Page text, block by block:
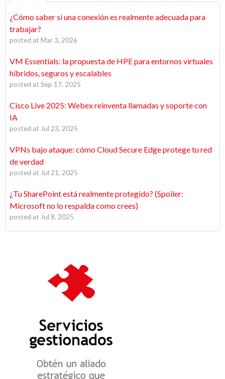
¿Cómo saber si una conexión es realmente adecuada para
trabajar?
posted at Mar 3, 2026
VM Essentials: la propuesta de HPE para entornos virtuales
híbridos, seguros y escalables
posted at Sep 17, 2025
Cisco Live 2025: Webex reinventa llamadas y soporte con
IA
posted at Jul 23, 2025
VPNs bajo ataque: cómo Cloud Secure Edge protege tu red
de verdad
posted at Jul 21, 2025
¿Tu SharePoint está realmente protegido? (Spoiler:
Microsoft no lo respalda como crees)
posted at Jul 8, 2025